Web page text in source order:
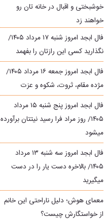
خوشبختی و اقبال در خانه تان رو
خواهند زد
فال ابجد امروز شنبه ۱۷ مرداد ۱۴۰۵/
نگذارید کسی این رازتان را بفهمد
فال ابجد امروز جمعه ۱۶ مرداد ۱۴۰۵/
مژده مقام، ثروت، شکوه و عزت
فال ابجد امروز پنج شنبه ۱۵ مرداد
۱۴۰۵/ روز مراد فرا رسید نیتتان برآورده
میشود
فال ابجد امروز سه‌ شنبه ۱۳ مرداد
۱۴۰۵/ بالاخره دست یار را در دست
میگیرید
معمای هوش؛ دلیل ناراحتی این خانم
از خواستگارش چیست؟